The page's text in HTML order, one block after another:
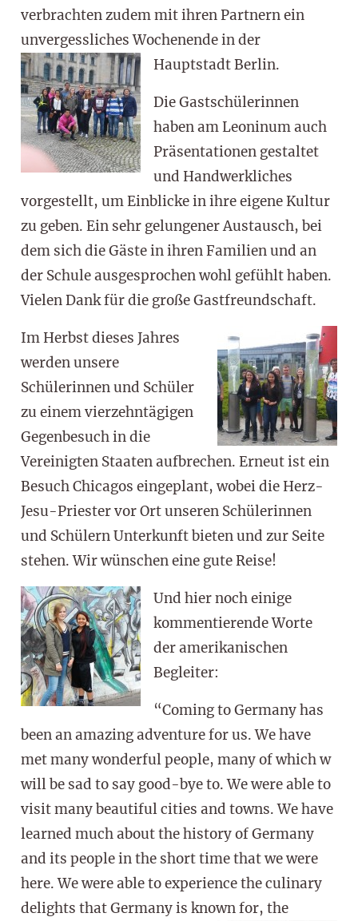
verbrachten zudem mit ihren Partnern ein
unvergessliches Wochenende in der
Hauptstadt Berlin.
Die Gastschülerinnen
haben am Leoninum auch
Präsentationen gestaltet
und Handwerkliches
vorgestellt, um Einblicke in ihre eigene Kultur
zu geben. Ein sehr gelungener Austausch, bei
dem sich die Gäste in ihren Familien und an
der Schule ausgesprochen wohl gefühlt haben.
Vielen Dank für die große Gastfreundschaft.
Im Herbst dieses Jahres
werden unsere
Schülerinnen und Schüler
zu einem vierzehntägigen
Gegenbesuch in die
Vereinigten Staaten aufbrechen. Erneut ist ein
Besuch Chicagos eingeplant, wobei die Herz-
Jesu-Priester vor Ort unseren Schülerinnen
und Schülern Unterkunft bieten und zur Seite
stehen. Wir wünschen eine gute Reise!
Und hier noch einige
kommentierende Worte
der amerikanischen
Begleiter:
“Coming to Germany has
been an amazing adventure for us. We have
met many wonderful people, many of which w
will be sad to say good-bye to. We were able to
visit many beautiful cities and towns. We have
learned much about the history of Germany
and its people in the short time that we were
here. We were able to experience the culinary
delights that Germany is known for, the